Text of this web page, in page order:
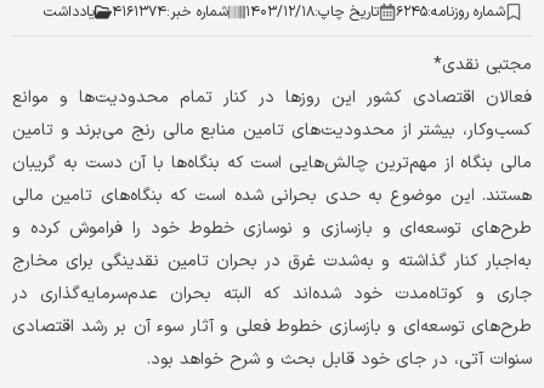
شماره روزنامه:۶۲۴۵ تاریخ چاپ:۱۴۰۳/۱۲/۱۸ شماره خبر:۴۱۶۱۳۷۴ یادداشت
مجتبی نقدی‏‏‌*
فعالان اقتصادی کشور این روزها در کنار تمام محدودیت‌ها و موانع
کسب‌وکار، بیشتر از محدودیت‌های تامین منابع مالی رنج می‌‌‌برند و تامین
مالی بنگاه از مهم‌ترین چالش‌هایی است که بنگاه‌‌‌ها با آن دست به گریبان
هستند. این موضوع به حدی بحرانی شده است که بنگاه‌‌‌های تامین مالی
طرح‌‌‌های توسعه‌‌‌ای و بازسازی و نوسازی خطوط خود را فراموش کرده و
به‌اجبار کنار گذاشته‌‌‌ و به‌شدت غرق در بحران تامین نقدینگی برای مخارج
جاری و کوتاه‌‌‌مدت خود شده‌‌‌اند که البته بحران عدم‌سرمایه‌گذاری در
طرح‌‌‌های توسعه‌‌‌ای و بازسازی خطوط فعلی و آثار سوء آن بر رشد اقتصادی
سنوات آتی، در جای خود قابل بحث و شرح خواهد ‌‌‌بود.